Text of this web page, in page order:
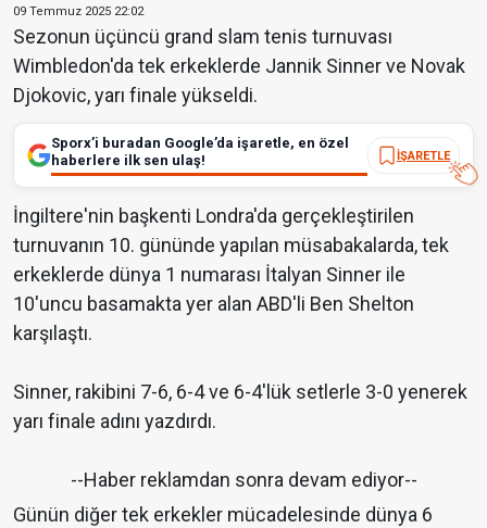
09 Temmuz 2025 22:02
Sezonun üçüncü grand slam tenis turnuvası
Wimbledon'da tek erkeklerde Jannik Sinner ve Novak
Djokovic, yarı finale yükseldi.
Sporx’i buradan Google’da işaretle, en özel
haberlere ilk sen ulaş!
İŞARETLE
İngiltere'nin başkenti Londra'da gerçekleştirilen
turnuvanın 10. gününde yapılan müsabakalarda, tek
erkeklerde dünya 1 numarası İtalyan Sinner ile
10'uncu basamakta yer alan ABD'li Ben Shelton
karşılaştı.
Sinner, rakibini 7-6, 6-4 ve 6-4'lük setlerle 3-0 yenerek
yarı finale adını yazdırdı.
--Haber reklamdan sonra devam ediyor--
Günün diğer tek erkekler mücadelesinde dünya 6